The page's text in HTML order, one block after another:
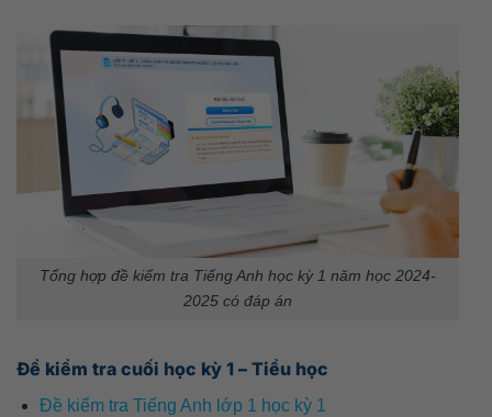
Tổng hợp đề kiểm tra Tiếng Anh học kỳ 1 năm học 2024-
2025 có đáp án
Đề kiểm tra cuối học kỳ 1 – Tiểu học
Đề kiểm tra Tiếng Anh lớp 1 học kỳ 1